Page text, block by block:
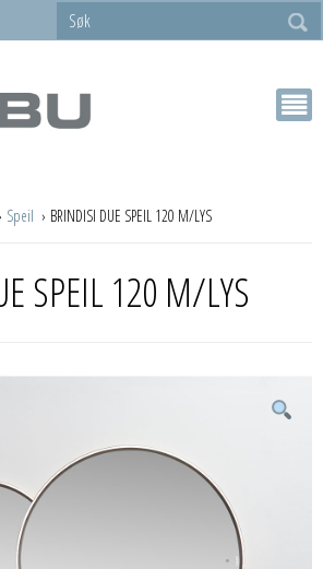
Speil BRINDISI DUE SPEIL 120 M/LYS
SPEIL 120 M/LYS